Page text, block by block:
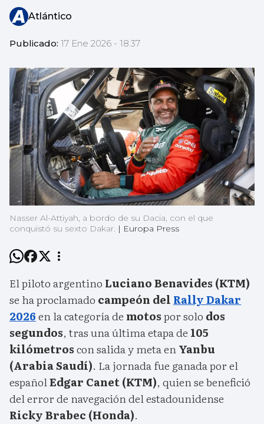
Atlántico
Publicado: 17 Ene 2026 - 18:37
Nasser Al-Attiyah, a bordo de su Dacia, con el que
conquistó su sexto Dakar. | Europa Press
El piloto argentino Luciano Benavides (KTM)
se ha proclamado campeón del Rally Dakar
2026en la categoría de motospor solo dos
segundos, tras una última etapa de 105
kilómetroscon salida y meta enYanbu
(Arabia Saudí). La jornada fue ganada por el
españolEdgar Canet (KTM), quien se benefició
del error de navegación del estadounidense
Ricky Brabec (Honda).